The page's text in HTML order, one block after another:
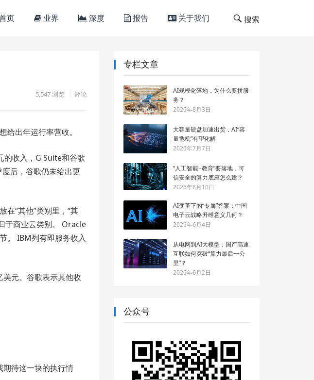
页 业界 深度 报告 关于我们 搜索
5,547浏览 评论
出年运行率营收。
的收入，G Suite和谷歌
后，谷歌仍未给出更
在“其他”类别里，“其
于商业云类别。 Oracle
。 IBM列有即服务收入
元。谷歌表示其他收
期待这一块的执行情
专栏文章
AI规模化落地，为什么要拼服
务？
2026年8月3日
大容量硬盘加速出货，AI“容
量危机”有望化解
2026年7月7日
“人工智能+教育”要落地，可
信安全的算力底座怎么建？
2026年6月10日
AI变革下的“专属”答案：中国
电子云战略升维意义几何？
2026年6月4日
从电网到AI大模型：国产高速
互联如何突破“算力最后一公
里”？
2026年6月2日
公众号